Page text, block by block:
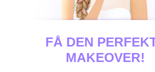
FÅ DEN
MAKEOVER!